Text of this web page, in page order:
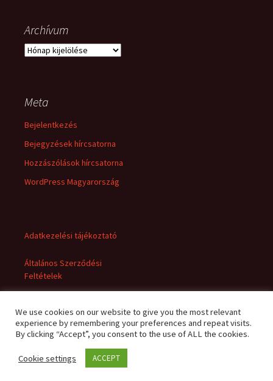
Archívum
Archívum
Meta
Bejelentkezés
Bejegyzések hírcsatorna
Hozzászólások hírcsatorna
WordPress Magyarország
Adatkezelési tájékoztató
Általános Szerződési
Feltételek
Adatkezelési tájékoztató Büszke üzemeltető: WordPress
We use cookies on our website to give you the most relevant
experience by remembering your preferences and repeat visits.
By clicking “Accept”, you consent to the use of ALL the cookies.
Cookie settings ACCEPT